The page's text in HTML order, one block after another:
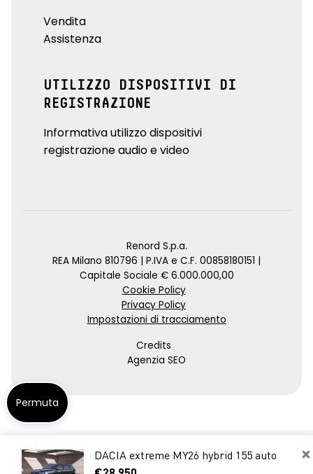
×
DACIA extreme MY26 hybrid 155 auto
Vendita
Assistenza
UTILIZZO DISPOSITIVI DI
REGISTRAZIONE
Informativa utilizzo dispositivi
registrazione audio e video
Renord S.p.a.
REA Milano 810796 | P.IVA e C.F. 00858180151 |
Capitale Sociale € 6.000.000,00
Cookie Policy
Privacy Policy
Impostazioni di tracciamento
Credits
Agenzia SEO
Permuta